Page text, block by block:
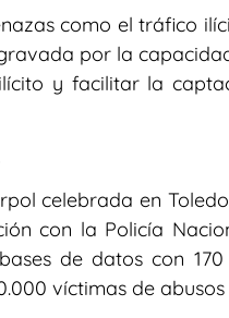
como el tráfico
por la
y facilitar la
celebrada en
con la Policía
de datos con 170
víctimas de abusos